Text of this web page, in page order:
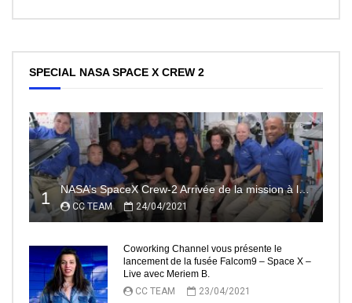
SPECIAL NASA SPACE X CREW 2
1 NASA’s SpaceX Crew-2 Arrivée de la mission à la Station Spatiale Internationale Partie2
CC TEAM 24/04/2021
Coworking Channel vous présente le
lancement de la fusée Falcom9 – Space X –
Live avec Meriem B.
CC TEAM
23/04/2021